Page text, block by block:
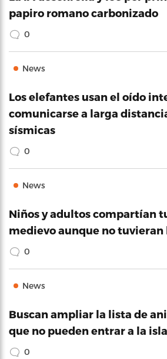
papiro romano carbonizado
0
News
Los elefantes usan el oído
comunicarse a larga
sísmicas
0
News
Niños y adultos compartían
medievo aunque no tuvieran
0
News
Buscan ampliar la lista de
que no pueden entrar a la isla
0